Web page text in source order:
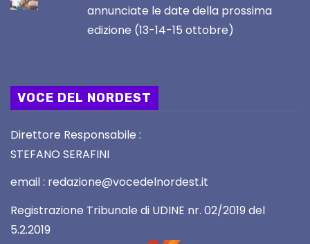
annunciate le date della prossima
edizione (13-14-15 ottobre)
VOCE DEL NORDEST
Direttore Responsabile :
STEFANO SERAFINI
email : redazione@vocedelnordest.it
Registrazione Tribunale di UDINE nr. 02/2019 del
5.2.2019